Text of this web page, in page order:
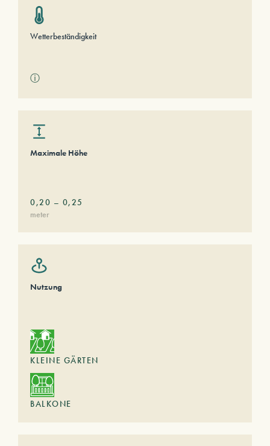
Wetterbeständigkeit
ⓘ
Maximale Höhe
0,20 – 0,25
meter
Nutzung
KLEINE GÄRTEN
BALKONE